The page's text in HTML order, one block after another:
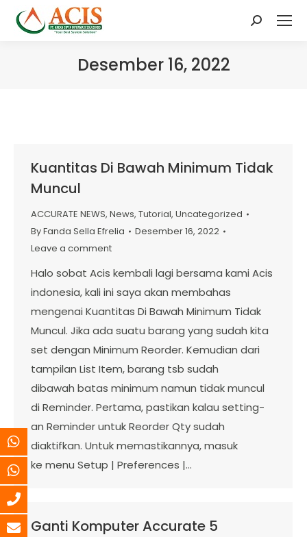
Search:
Desember 16, 2022
Kuantitas Di Bawah Minimum Tidak
Muncul
ACCURATE NEWS, News, Tutorial, Uncategorized
ByFanda Sella Efrelia
Desember 16, 2022
Leave a comment
Halo sobat Acis kembali lagi bersama kami Acis
indonesia, kali ini saya akan membahas
mengenai Kuantitas Di Bawah Minimum Tidak
Muncul. Jika ada suatu barang yang sudah kita
set dengan Minimum Reorder. Kemudian dari
tampilan List Item, barang tsb sudah
dibawah batas minimum namun tidak muncul
di Reminder. Pertama, pastikan kalau setting-
an Reminder untuk Reorder Qty sudah
diaktifkan. Untuk memastikannya, masuk
ke menu Setup | Preferences |…
Ganti Komputer Accurate 5